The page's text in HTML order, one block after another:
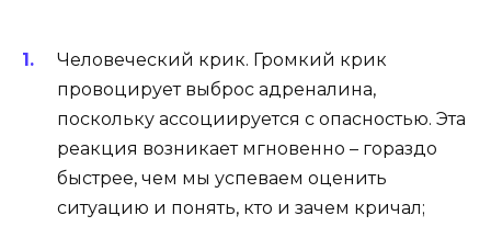
Человеческий крик. Громкий крик
провоцирует выброс адреналина,
поскольку ассоциируется с опасностью. Эта
реакция возникает мгновенно – гораздо
быстрее, чем мы успеваем оценить
ситуацию и понять, кто и зачем кричал;